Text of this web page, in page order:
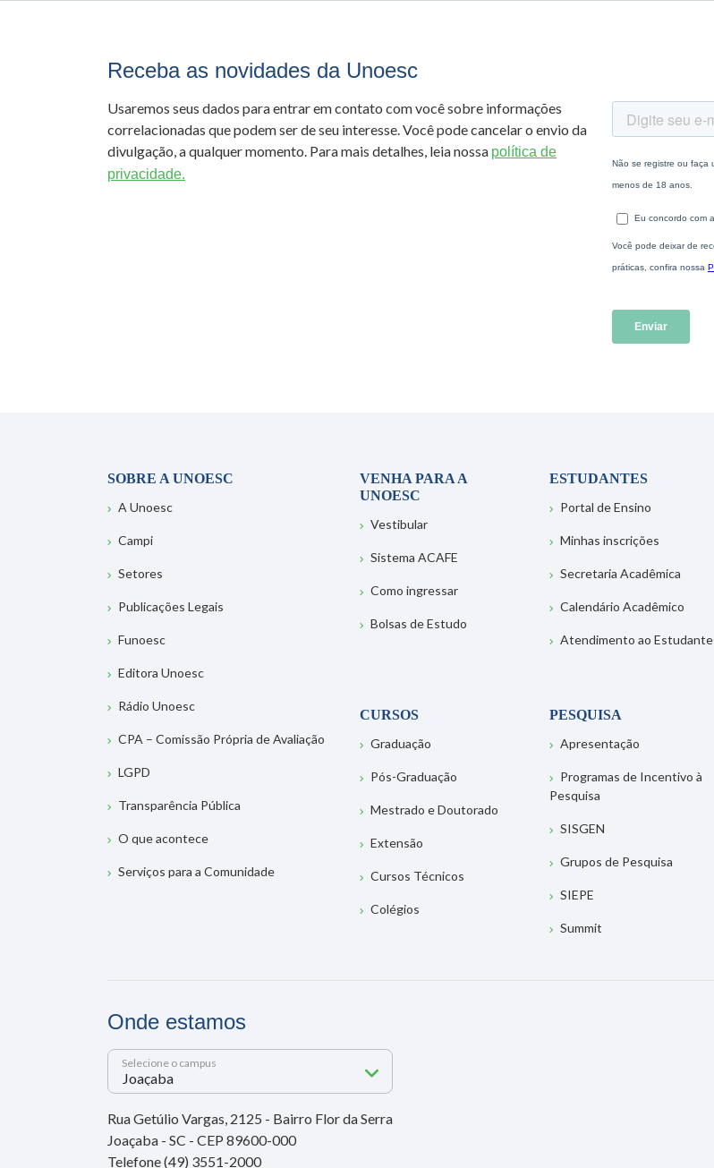
Receba as novidades da Unoesc
Usaremos seus dados para entrar em contato com você sobre informações
correlacionadas que podem ser de seu interesse. Você pode cancelar o envio da
divulgação, a qualquer momento. Para mais detalhes, leia nossa política de
privacidade.
SOBRE A UNOESC
A Unoesc
Campi
Setores
Publicações Legais
Funoesc
Editora Unoesc
Rádio Unoesc
CPA – Comissão Própria de Avaliação
LGPD
Transparência Pública
O que acontece
Serviços para a Comunidade
VENHA PARA A
UNOESC
Vestibular
Sistema ACAFE
Como ingressar
Bolsas de Estudo
ESTUDANTES
Portal de Ensino
Minhas inscrições
Secretaria Acadêmica
Calendário Acadêmico
Atendimento ao Estudante
CURSOS
Graduação
Pós-Graduação
Mestrado e Doutorado
Extensão
Cursos Técnicos
Colégios
PESQUISA
Apresentação
Programas de Incentivo à
Pesquisa
SISGEN
Grupos de Pesquisa
SIEPE
Summit
Onde estamos
Selecione o campus
Rua Getúlio Vargas, 2125 - Bairro Flor da Serra
Joaçaba - SC - CEP 89600-000
Telefone (49) 3551-2000